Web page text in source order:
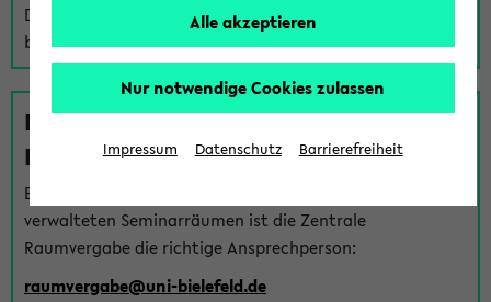
Detailseite zum Teilnahmemanagement der
betreffenden Veranstaltung.
Fragen zu im eKVV verwalteten
Räumen
Bei Fragen zur Vergabe von Hörsälen und vom eKVV
verwalteten Seminarräumen ist die Zentrale
Raumvergabe die richtige Ansprechperson:
raumvergabe@uni-bielefeld.de
Alle akzeptieren
Nur notwendige Cookies zulassen
Impressum Datenschutz Barrierefreiheit